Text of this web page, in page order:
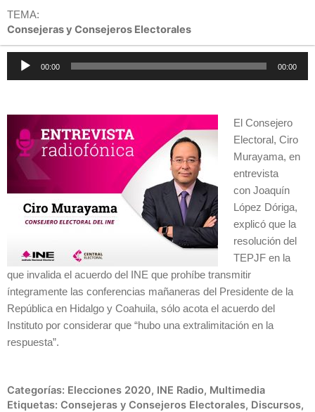
TEMA:
Consejeras y Consejeros Electorales
Reproductor
00:00 00:00
El Consejero
Electoral, Ciro
Murayama, en
entrevista
con Joaquín
López Dóriga,
explicó que la
resolución del
TEPJF en la
que invalida el acuerdo del INE que prohíbe transmitir
íntegramente las conferencias mañaneras del Presidente de la
República en Hidalgo y Coahuila, sólo acota el acuerdo del
Instituto por considerar que “hubo una extralimitación en la
respuesta”.
Categorías: Elecciones 2020, INE Radio, Multimedia
Etiquetas: Consejeras y Consejeros Electorales, Discursos,